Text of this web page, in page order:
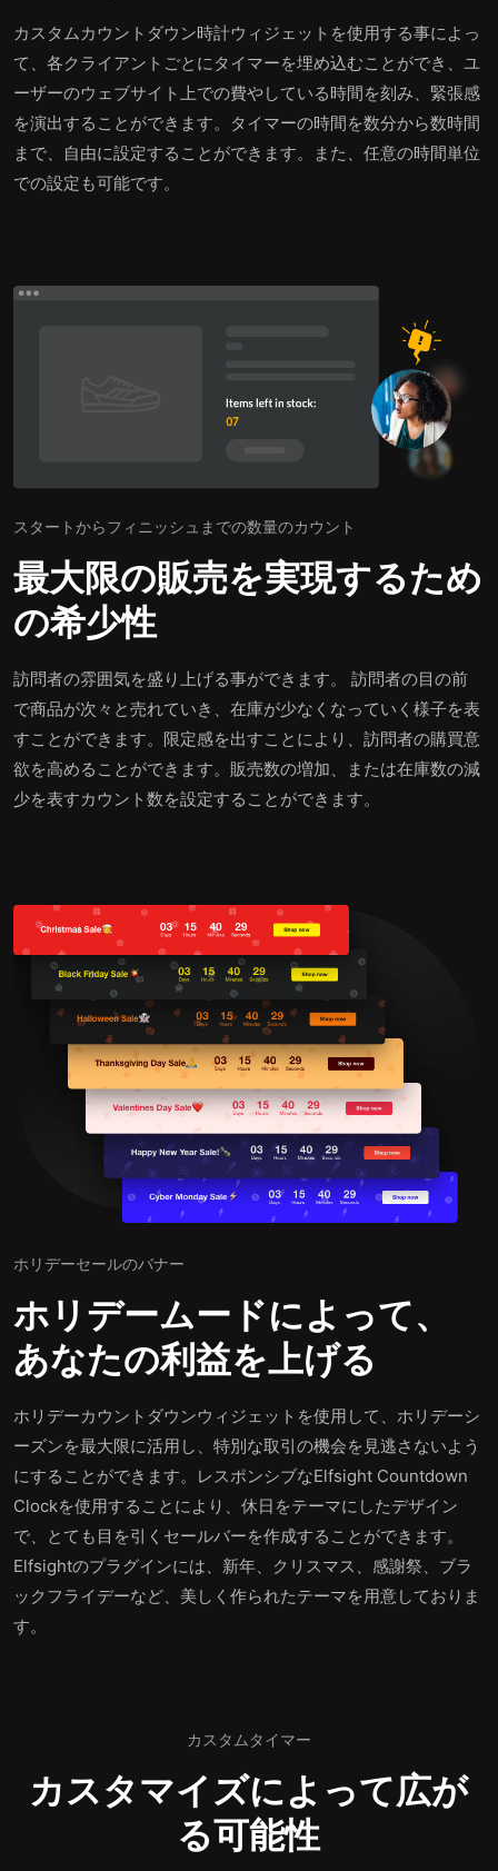
カスタムカウントダウン時計ウィジェットを使用する事によっ
て、各クライアントごとにタイマーを埋め込むことができ、ユ
ーザーのウェブサイト上での費やしている時間を刻み、緊張感
を演出することができます。タイマーの時間を数分から数時間
まで、自由に設定することができます。また、任意の時間単位
での設定も可能です。
スタートからフィニッシュまでの数量のカウント
最大限の販売を実現するため
の希少性
訪問者の雰囲気を盛り上げる事ができます。 訪問者の目の前
で商品が次々と売れていき、在庫が少なくなっていく様子を表
すことができます。限定感を出すことにより、訪問者の購買意
欲を高めることができます。販売数の増加、または在庫数の減
少を表すカウント数を設定することができます。
ホリデーセールのバナー
ホリデームードによって、
あなたの利益を上げる
ホリデーカウントダウンウィジェットを使用して、ホリデーシ
ーズンを最大限に活用し、特別な取引の機会を見逃さないよう
にすることができます。レスポンシブなElfsight Countdown
Clockを使用することにより、休日をテーマにしたデザイン
で、とても目を引くセールバーを作成することができます。
Elfsightのプラグインには、新年、クリスマス、感謝祭、ブラ
ックフライデーなど、美しく作られたテーマを用意しておりま
す。
カスタムタイマー
カスタマイズによって広が
る可能性